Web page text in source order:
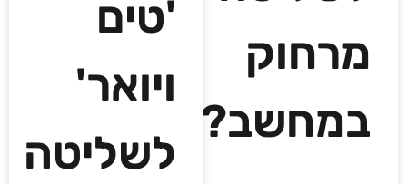
מרחוק
במחשב?
'טים
ויואר'
לשליטה